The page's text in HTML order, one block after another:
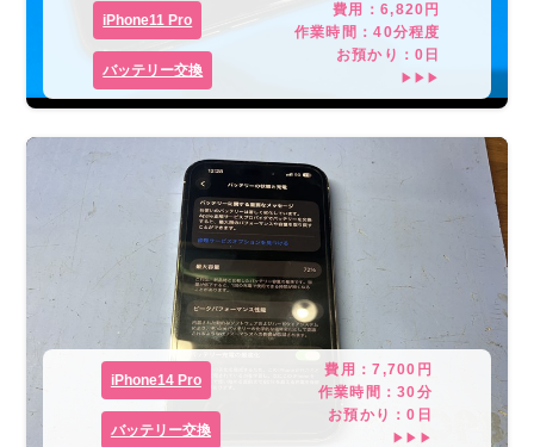
iPhone11 Pro
バッテリー交換
費用： 6,820 円
作業時間：40分程度
お預かり：0 日
▶▶▶
iPhone14 Pro
バッテリー交換
費用：7,700 円
作業時間：30分
お預かり：0 日
▶▶▶